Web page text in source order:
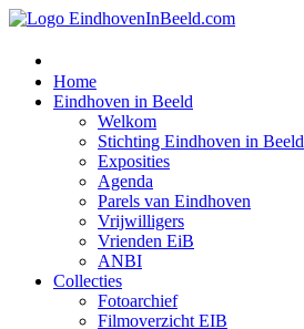
Home
Eindhoven in Beeld
Welkom
Stichting Eindhoven in Beeld
Exposities
Agenda
Parels van Eindhoven
Vrijwilligers
Vrienden EiB
ANBI
Collecties
Fotoarchief
Filmoverzicht EIB